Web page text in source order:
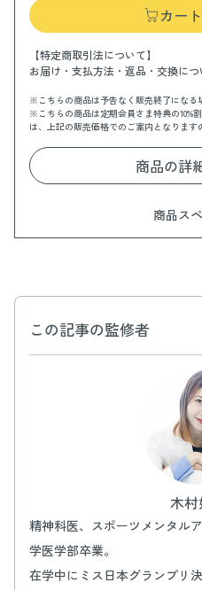
カー
【特定商取引法について】
お届け・支払方法・返品・交換に
※こちらの商品は予告なく販売終了になる
※こちらの商品は定期会員さま特典の10%
は、上記の販売価格でのご案内となります
商品の詳
商品ス
効果・効能：あせも、荒れ
マチ、疲労回復、ひび、あ
きび
有効成分：重炭酸Na、炭酸
その他の成分：コハク酸、
ス、ショウキョウエキス、
ス-1、人参エキス、桃葉エ
ン、ラウロイルグルタミン
ール、BG、香料、リボフラ
この記事の監修者
木
精神科医、スポーツメンタル
学医学部卒業。
在学中にミス日本グランプリ